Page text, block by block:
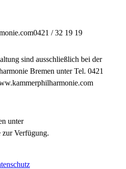
0421 / 32 19 19
sind ausschließlich bei der
Bremen unter Tel. 0421
unter
zur Verfügung.